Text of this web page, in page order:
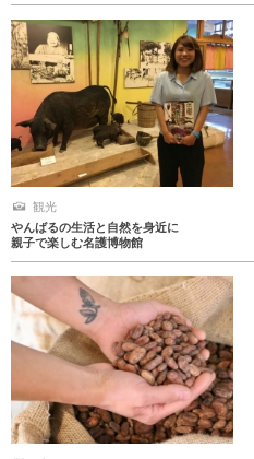
観光
やんばるの生活と自然を身近に
親子で楽しむ名護博物館